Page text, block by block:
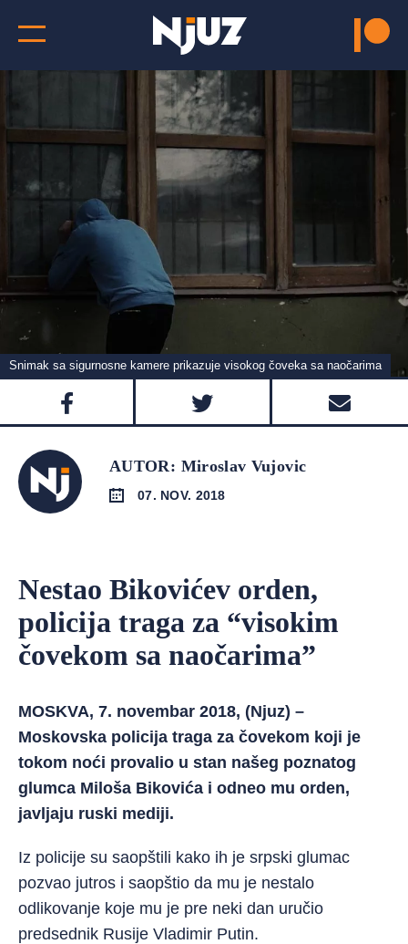
Snimak sa sigurnosne kamere prikazuje visokog čoveka sa naočarima
AUTOR: Miroslav Vujovic
07. NOV. 2018
Nestao Bikovićev orden,
policija traga za “visokim
čovekom sa naočarima”
MOSKVA, 7. novembar 2018, (Njuz) –
Moskovska policija traga za čovekom koji je
tokom noći provalio u stan našeg poznatog
glumca Miloša Bikovića i odneo mu orden,
javljaju ruski mediji.
Iz policije su saopštili kako ih je srpski glumac
pozvao jutros i saopštio da mu je nestalo
odlikovanje koje mu je pre neki dan uručio
predsednik Rusije Vladimir Putin.